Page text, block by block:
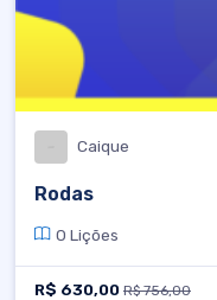
Caique
Rodas
0 Lições
R$ 630,00 R$ 756,00